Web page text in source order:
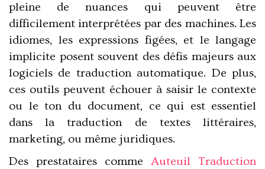
pleine de nuances qui peuvent être
difficilement interprétées par des machines. Les
idiomes, les expressions figées, et le langage
implicite posent souvent des défis majeurs aux
logiciels de traduction automatique. De plus,
ces outils peuvent échouer à saisir le contexte
ou le ton du document, ce qui est essentiel
dans la traduction de textes littéraires,
marketing, ou même juridiques.
Des prestataires comme Auteuil Traduction